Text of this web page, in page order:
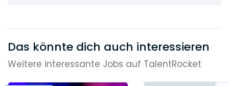
Das könnte dich auch interessieren
Weitere interessante Jobs auf TalentRocket